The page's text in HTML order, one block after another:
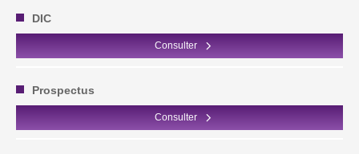
DIC
Consulter
Prospectus
Consulter